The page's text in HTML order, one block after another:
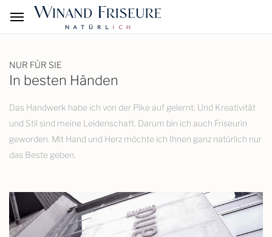
NUR FÜR SIE
In besten Händen
Das Handwerk habe ich von der Pike auf gelernt. Und Kreativität
und Stil sind meine Leidenschaft. Darum bin ich auch Friseurin
geworden. Mit Hand und Herz möchte ich Ihnen ganz natürlich nur
das Beste geben.